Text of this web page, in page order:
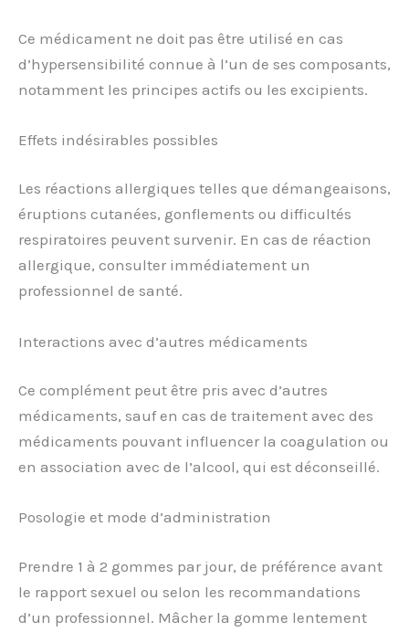
Ce médicament ne doit pas être utilisé en cas
d’hypersensibilité connue à l’un de ses composants,
notamment les principes actifs ou les excipients.
Effets indésirables possibles
Les réactions allergiques telles que démangeaisons,
éruptions cutanées, gonflements ou difficultés
respiratoires peuvent survenir. En cas de réaction
allergique, consulter immédiatement un
professionnel de santé.
Interactions avec d’autres médicaments
Ce complément peut être pris avec d’autres
médicaments, sauf en cas de traitement avec des
médicaments pouvant influencer la coagulation ou
en association avec de l’alcool, qui est déconseillé.
Posologie et mode d’administration
Prendre 1 à 2 gommes par jour, de préférence avant
le rapport sexuel ou selon les recommandations
d’un professionnel. Mâcher la gomme lentement